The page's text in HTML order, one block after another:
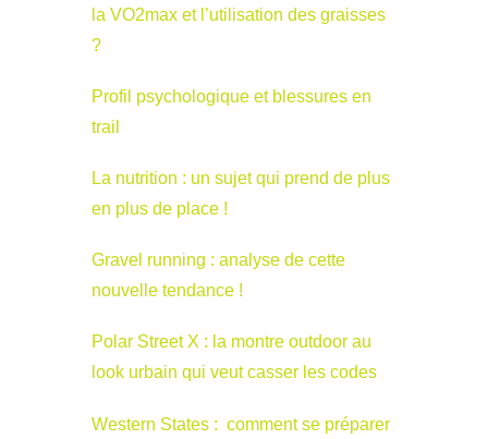
la VO2max et l’utilisation des graisses
?
Profil psychologique et blessures en
trail
La nutrition : un sujet qui prend de plus
en plus de place !
Gravel running : analyse de cette
nouvelle tendance !
Polar Street X : la montre outdoor au
look urbain qui veut casser les codes
Western States : comment se préparer